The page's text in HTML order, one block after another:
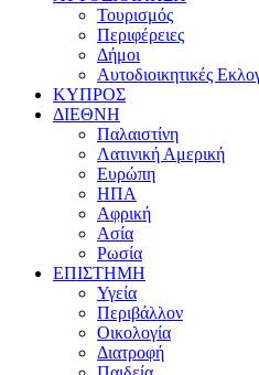
Τουρισμός
Περιφέρειες
Δήμοι
Αυτοδιοικητικές
ΚΥΠΡΟΣ
ΔΙΕΘΝΗ
Παλαιστίνη
Λατινική Αμερική
Ευρώπη
ΗΠΑ
Αφρική
Ασία
Ρωσία
ΕΠΙΣΤΗΜΗ
Υγεία
Περιβάλλον
Οικολογία
Διατροφή